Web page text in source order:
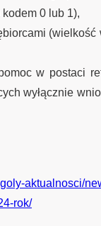
0 lub 1),
(wielkość
w postaci
wyłącznie
aktualnosci/
rok/